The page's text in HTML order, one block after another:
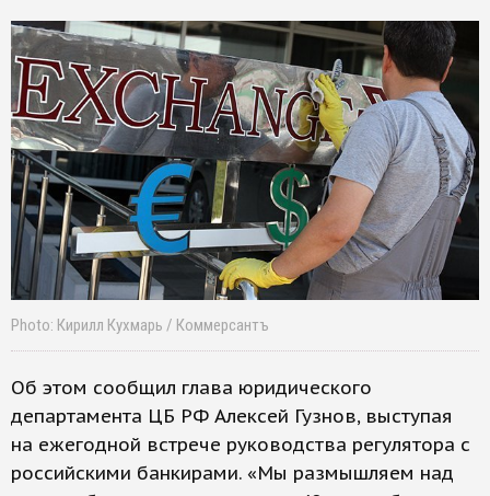
Photo: Кирилл Кухмарь / Коммерсантъ
Об этом сообщил глава юридического
департамента ЦБ РФ Алексей Гузнов, выступая
на ежегодной встрече руководства регулятора с
российскими банкирами. «Мы размышляем над